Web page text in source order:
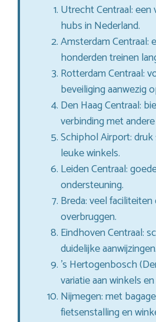
Utrecht Centraal: een
hubs in Nederland.
Amsterdam Centraal:
honderden treinen
Rotterdam Centraal:
beveiliging aanwezig
Den Haag Centraal:
verbinding met
Schiphol Airport:
leuke winkels.
Leiden Centraal:
ondersteuning.
Breda: veel
overbruggen.
Eindhoven Centraal:
duidelijke aanwijzingen.
’s Hertogenbosch
variatie aan winkels
Nijmegen: met
fietsenstalling en